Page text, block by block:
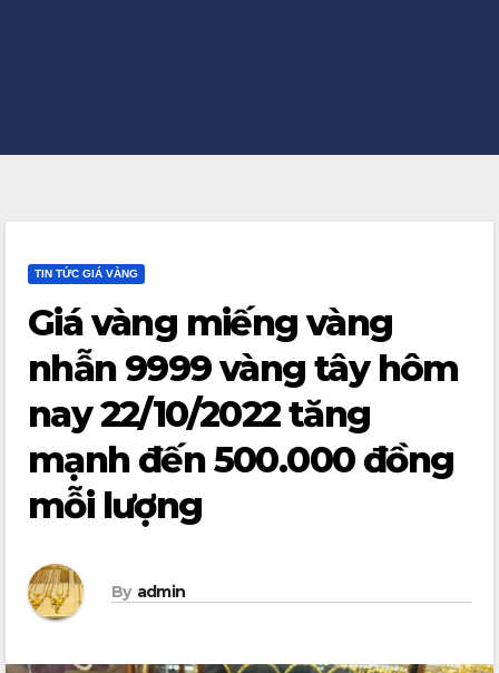
TIN TỨC GIÁ VÀNG
Giá vàng miếng vàng
nhẫn 9999 vàng tây hôm
nay 22/10/2022 tăng
mạnh đến 500.000 đồng
mỗi lượng
By admin